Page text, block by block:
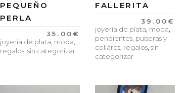
PEQUEÑO
PERLA
35.00€
joyería de plata, moda,
regalos, sin categorizar
FALLERITA
39.00€
joyería de plata, moda,
pendientes, pulseras y
collares, regalos, sin
categorizar